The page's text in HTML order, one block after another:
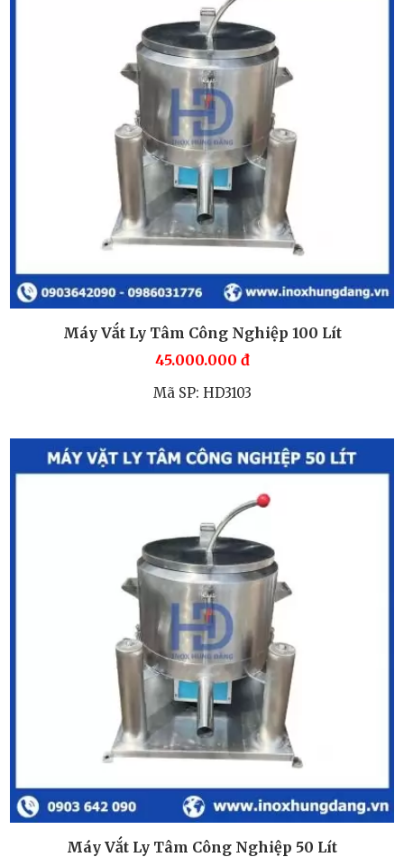
Máy Vắt Ly Tâm Công Nghiệp 100 Lít
45.000.000 đ
Mã SP: HD3103
Máy Vắt Ly Tâm Công Nghiệp 50 Lít